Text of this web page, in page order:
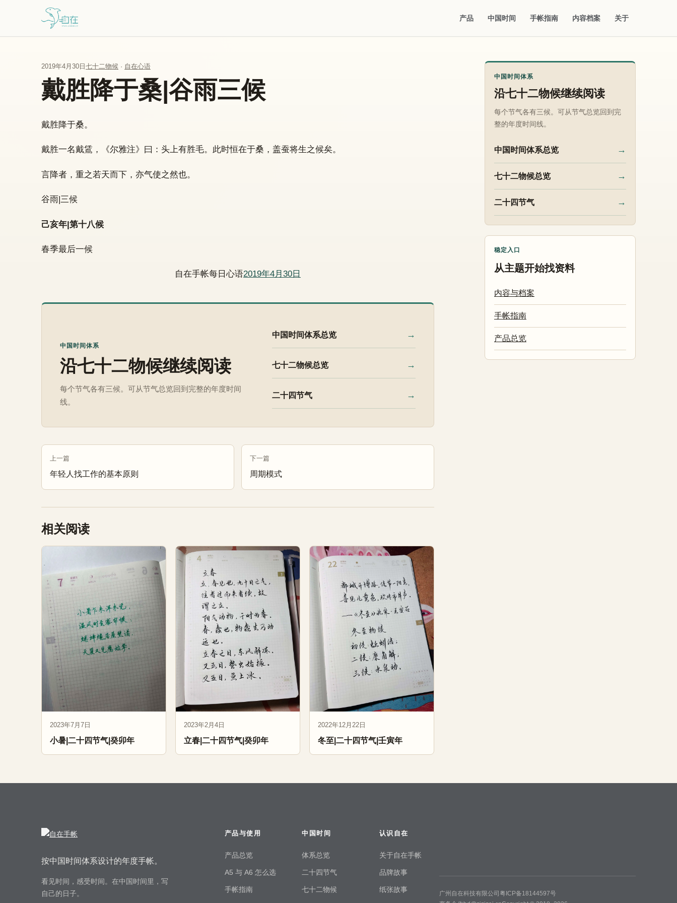
跳到主要内容
产品 中国时间 手帐指南 内容档案 关于
2019年4月30日 七十二物候 · 自在心语
戴胜降于桑|谷雨三候
戴胜降于桑。
戴胜一名戴鵀，《尔雅注》曰：头上有胜毛。此时恒在于桑，盖蚕将生之候矣。
言降者，重之若天而下，亦气使之然也。
谷雨|三候
己亥年|第十八候
春季最后一候
自在手帐每日心语2019年4月30日
中国时间体系
沿七十二物候继续阅读
每个节气各有三候。可从节气总览回到完整的年度时间
线。
中国时间体系总览 →
七十二物候总览 →
二十四节气 →
上一篇
年轻人找工作的基本原则
下一篇
周期模式
相关阅读
2023年7月7日
小暑|二十四节气|癸卯年
2023年2月4日
立春|二十四节气|癸卯年
2022年12月22日
冬至|二十四节气|壬寅年
中国时间体系
沿七十二物候继续阅读
每个节气各有三候。可从节气总览回到完
整的年度时间线。
中国时间体系总览 →
七十二物候总览 →
二十四节气 →
稳定入口
从主题开始找资料
内容与档案
手帐指南
产品总览
按中国时间体系设计的年度手帐。
看见时间，感受时间。在中国时间里，写
自己的日子。
产品与使用
产品总览
A5 与 A6 怎么选
手帐指南
中国时间
体系总览
二十四节气
七十二物候
认识自在
关于自在手帐
品牌故事
纸张故事 广州自在科技有限公司粤ICP备18144597号